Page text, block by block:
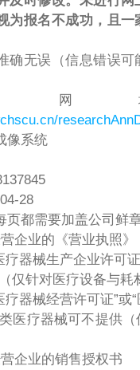
为报名不成功，且一
确无误（信息错误可
网
像系统
28
都需要加盖公司鲜章
企业的《营业执照》
疗器械生产企业许可
仅针对医疗设备与耗
疗器械经营许可证”或
医疗器械可不提供
企业的销售授权书